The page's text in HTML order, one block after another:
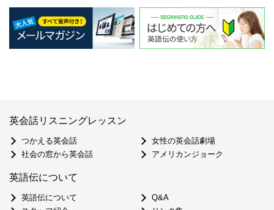
英会話リスニングレッスン
つかえる英会話
女性の英会話劇場
社会の窓から英会話
アメリカンジョーク
英語伝について
英語伝について
Q&A